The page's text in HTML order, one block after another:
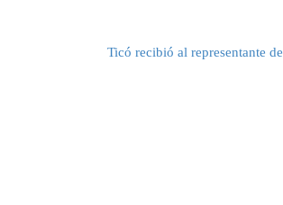
Ticó recibió al representante